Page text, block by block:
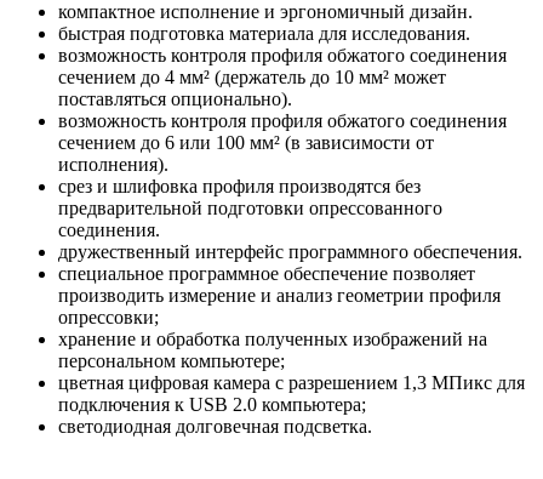
компактное исполнение и эргономичный дизайн.
быстрая подготовка материала для исследования.
возможность контроля профиля обжатого соединения
сечением до 4 мм² (держатель до 10 мм² может
поставляться опционально).
возможность контроля профиля обжатого соединения
сечением до 6 или 100 мм² (в зависимости от
исполнения).
срез и шлифовка профиля производятся без
предварительной подготовки опрессованного
соединения.
дружественный интерфейс программного обеспечения.
специальное программное обеспечение позволяет
производить измерение и анализ геометрии профиля
опрессовки;
хранение и обработка полученных изображений на
персональном компьютере;
цветная цифровая камера с разрешением 1,3 МПикс для
подключения к USB 2.0 компьютера;
светодиодная долговечная подсветка.